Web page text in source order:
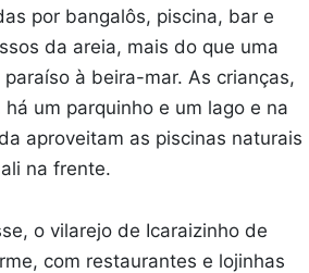
por bangalôs, piscina, bar e
da areia, mais do que uma
à beira-mar. As crianças,
um parquinho e um lago e na
aproveitam as piscinas naturais
na frente.
o vilarejo de Icaraizinho de
com restaurantes e lojinhas